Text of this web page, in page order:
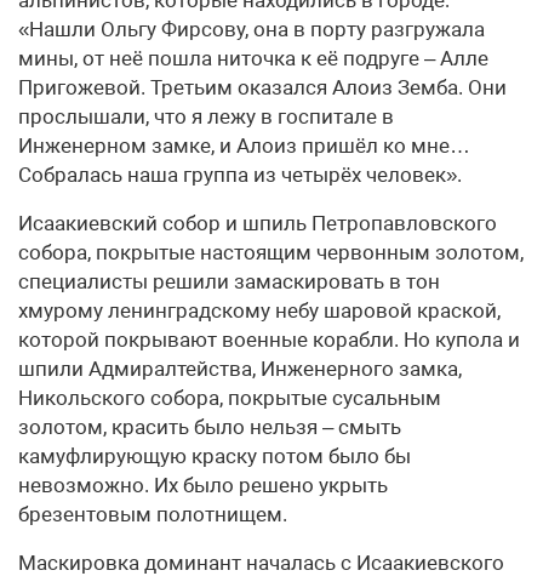
«Нашли Ольгу Фирсову, она в порту разгружала
мины, от неё пошла ниточка к её подруге – Алле
Пригожевой. Третьим оказался Алоиз Земба. Они
прослышали, что я лежу в госпитале в
Инженерном замке, и Алоиз пришёл ко мне…
Собралась наша группа из четырёх человек».
Исаакиевский собор и шпиль Петропавловского
собора, покрытые настоящим червонным золотом,
специалисты решили замаскировать в тон
хмурому ленинградскому небу шаровой краской,
которой покрывают военные корабли. Но купола и
шпили Адмиралтейства, Инженерного замка,
Никольского собора, покрытые сусальным
золотом, красить было нельзя – смыть
камуфлирующую краску потом было бы
невозможно. Их было решено укрыть
брезентовым полотнищем.
Маскировка доминант началась с Исаакиевского